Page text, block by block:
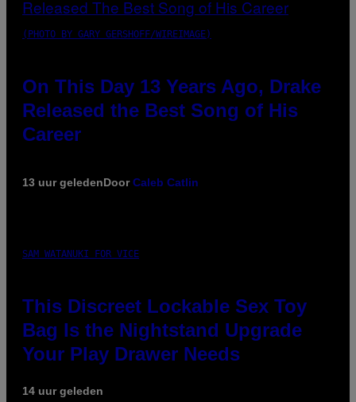
(PHOTO BY GARY GERSHOFF/WIREIMAGE)
On This Day 13 Years Ago, Drake
Released the Best Song of His
Career
13 uur geledenDoorCaleb Catlin
SAM WATANUKI FOR VICE
This Discreet Lockable Sex Toy
Bag Is the Nightstand Upgrade
Your Play Drawer Needs
14 uur geleden